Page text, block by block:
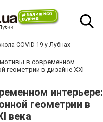
COVID-19 у Лубнах
в современном
геометрии в дизайне XXI
интерьере:
геометрии в
века